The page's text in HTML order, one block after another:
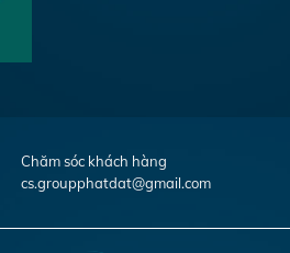
Chăm sóc khách hàng
cs.groupphatdat@gmail.com